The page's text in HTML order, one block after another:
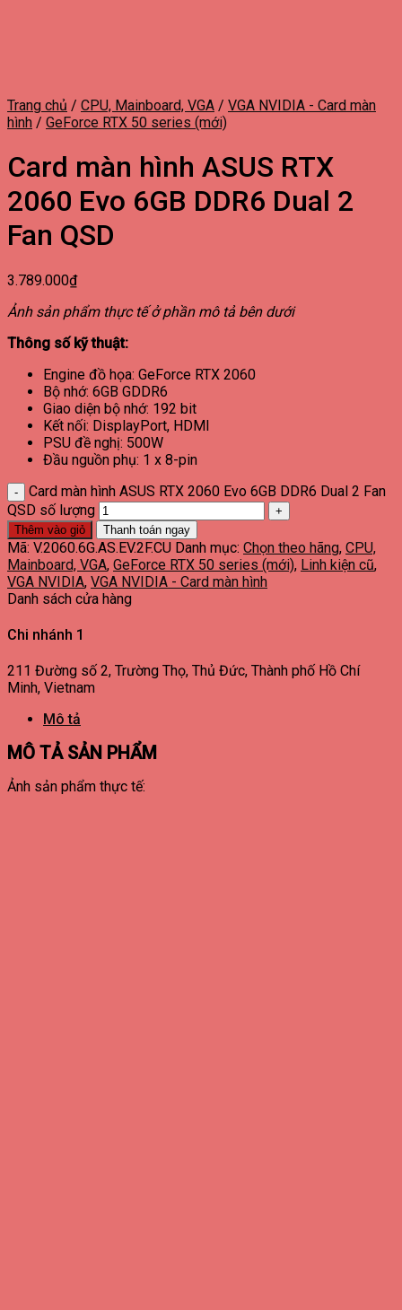
Trang chủ / CPU, Mainboard, VGA / VGA NVIDIA - Card màn
hình / GeForce RTX 50 series (mới)
Card màn hình ASUS RTX
2060 Evo 6GB DDR6 Dual 2
Fan QSD
3.789.000₫
Ảnh sản phẩm thực tế ở phần mô tả bên dưới
Thông số kỹ thuật:
Engine đồ họa: GeForce RTX 2060
Bộ nhớ: 6GB GDDR6
Giao diện bộ nhớ: 192 bit
Kết nối: DisplayPort, HDMI
PSU đề nghị: 500W
Đầu nguồn phụ: 1 x 8-pin
Card màn hình ASUS RTX 2060 Evo 6GB DDR6 Dual 2 Fan
QSD số lượng
Thêm vào giỏ Thanh toán ngay
Mã: V.2060.6G.AS.EV.2F.CU Danh mục: Chọn theo hãng, CPU,
Mainboard, VGA, GeForce RTX 50 series (mới), Linh kiện cũ,
VGA NVIDIA, VGA NVIDIA - Card màn hình
Danh sách cửa hàng
Chi nhánh 1
211 Đường số 2, Trường Thọ, Thủ Đức, Thành phố Hồ Chí
Minh, Vietnam
Mô tả
MÔ TẢ SẢN PHẨM
Ảnh sản phẩm thực tế: